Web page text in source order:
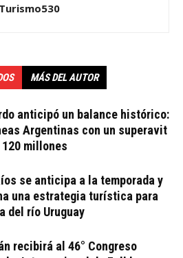
Turismo530
MÁS DEL AUTOR
anticipó un balance histórico:
Argentinas con un superavit
120 millones
se anticipa a la temporada y
una estrategia turística para
del río Uruguay
recibirá al 46° Congreso